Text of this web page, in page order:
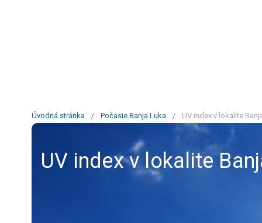
Úvodná stránka / Počasie Banja Luka / UV index v lokalite
UV index v lokalite